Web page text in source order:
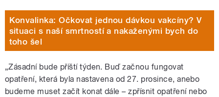
Konvalinka: Očkovat jednou dávkou vakcíny? V
situaci s naší smrtností a nakaženými bych do
toho šel
„Zásadní bude příští týden. Buď začnou fungovat
opatření, která byla nastavena od 27. prosince, anebo
budeme muset začít konat dále – zpřísnit opatření nebo